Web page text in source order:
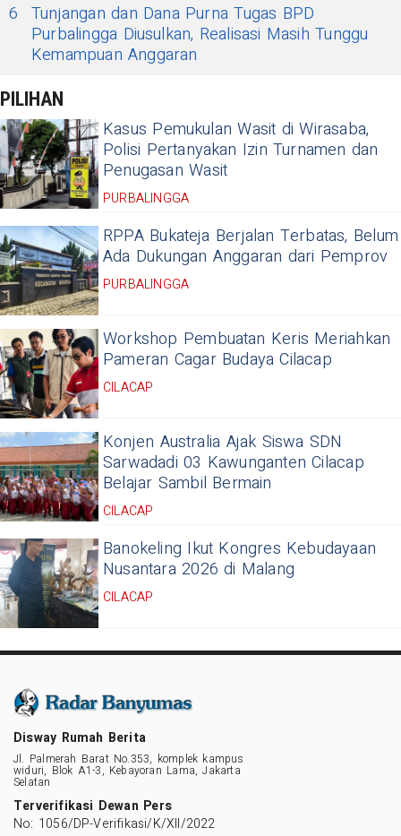
6 Tunjangan dan Dana Purna Tugas BPD
Purbalingga Diusulkan, Realisasi Masih Tunggu
Kemampuan Anggaran
PILIHAN
Kasus Pemukulan Wasit di Wirasaba,
Polisi Pertanyakan Izin Turnamen dan
Penugasan Wasit
PURBALINGGA
RPPA Bukateja Berjalan Terbatas, Belum
Ada Dukungan Anggaran dari Pemprov
PURBALINGGA
Workshop Pembuatan Keris Meriahkan
Pameran Cagar Budaya Cilacap
CILACAP
Konjen Australia Ajak Siswa SDN
Sarwadadi 03 Kawunganten Cilacap
Belajar Sambil Bermain
CILACAP
Banokeling Ikut Kongres Kebudayaan
Nusantara 2026 di Malang
CILACAP
Disway Rumah Berita
Jl. Palmerah Barat No.353, komplek kampus
widuri, Blok A1-3, Kebayoran Lama, Jakarta
Selatan
Terverifikasi Dewan Pers
No: 1056/DP-Verifikasi/K/XII/2022